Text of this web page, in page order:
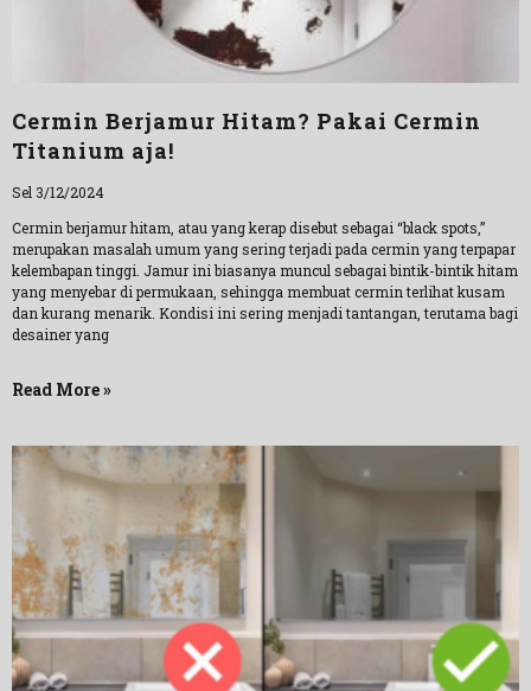
Cermin Berjamur Hitam? Pakai Cermin
Titanium aja!
Sel 3/12/2024
Cermin berjamur hitam, atau yang kerap disebut sebagai “black spots,”
merupakan masalah umum yang sering terjadi pada cermin yang terpapar
kelembapan tinggi. Jamur ini biasanya muncul sebagai bintik-bintik hitam
yang menyebar di permukaan, sehingga membuat cermin terlihat kusam
dan kurang menarik. Kondisi ini sering menjadi tantangan, terutama bagi
desainer yang
Read More »